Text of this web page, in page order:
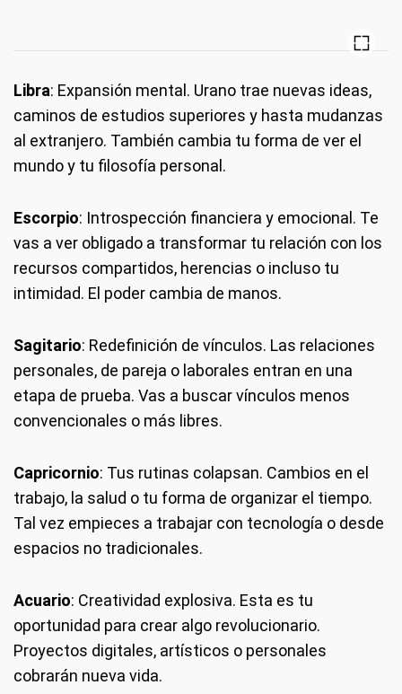
Libra: Expansión mental. Urano trae nuevas ideas,
caminos de estudios superiores y hasta mudanzas
al extranjero. También cambia tu forma de ver el
mundo y tu filosofía personal.
Escorpio: Introspección financiera y emocional. Te
vas a ver obligado a transformar tu relación con los
recursos compartidos, herencias o incluso tu
intimidad. El poder cambia de manos.
Sagitario: Redefinición de vínculos. Las relaciones
personales, de pareja o laborales entran en una
etapa de prueba. Vas a buscar vínculos menos
convencionales o más libres.
Capricornio: Tus rutinas colapsan. Cambios en el
trabajo, la salud o tu forma de organizar el tiempo.
Tal vez empieces a trabajar con tecnología o desde
espacios no tradicionales.
Acuario: Creatividad explosiva. Esta es tu
oportunidad para crear algo revolucionario.
Proyectos digitales, artísticos o personales
cobrarán nueva vida.